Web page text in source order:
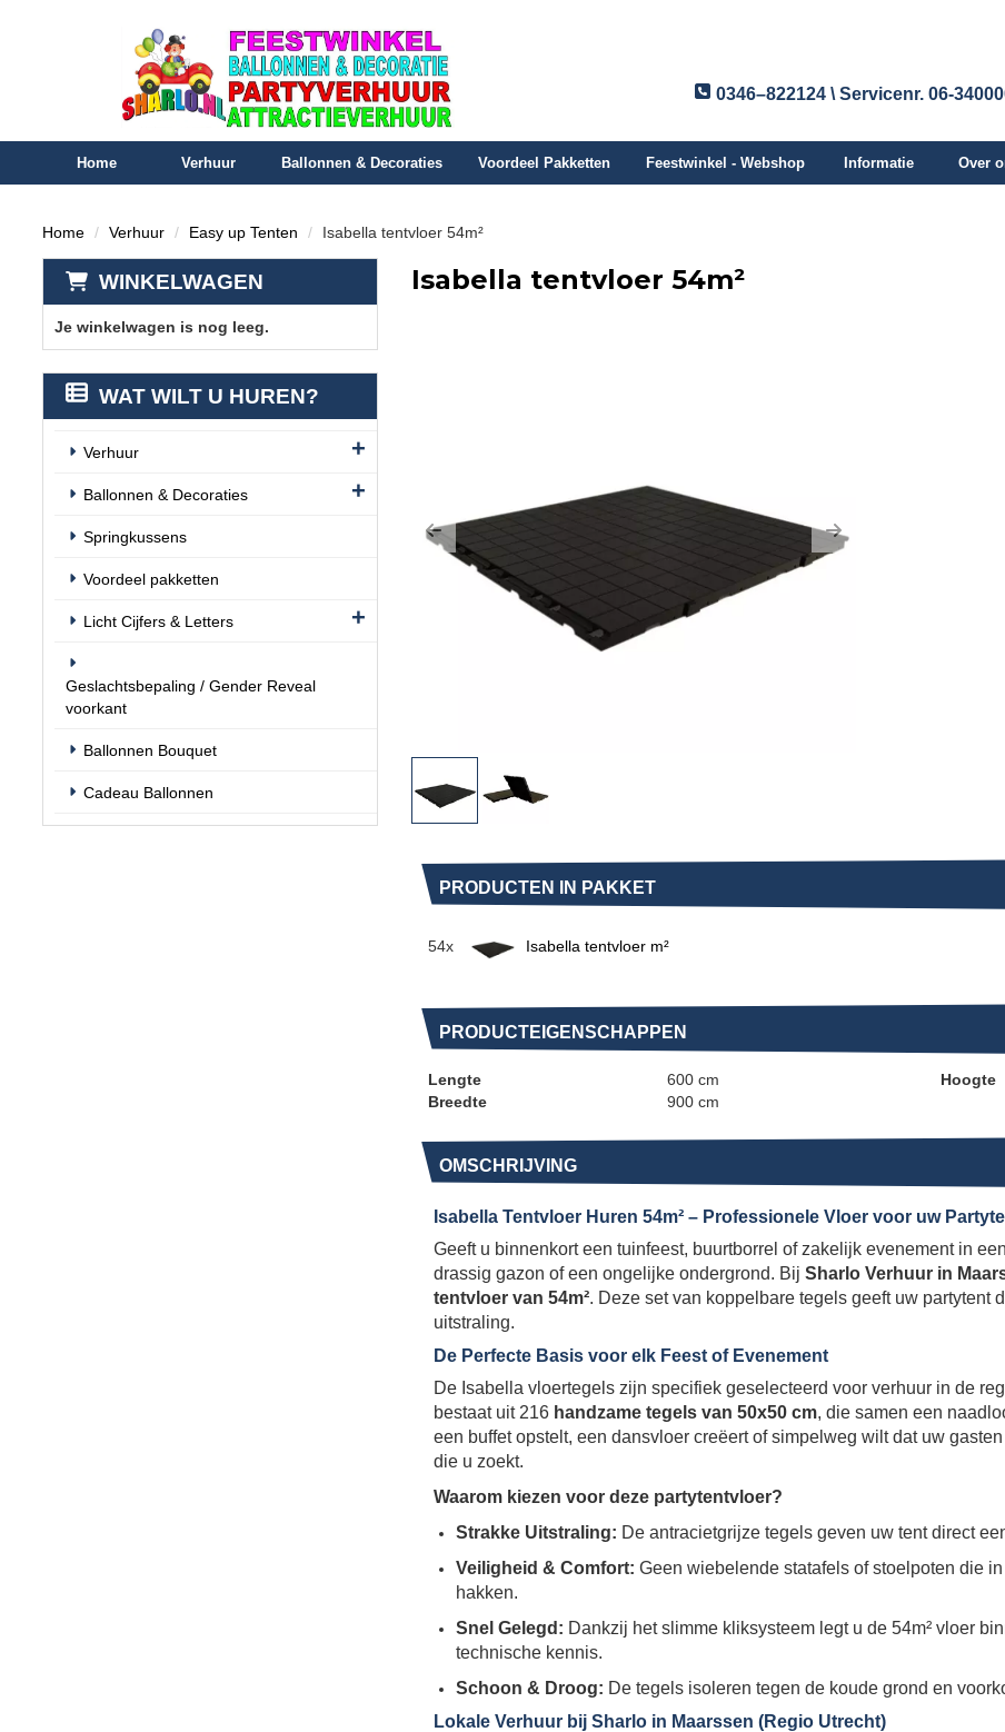
0346–822124 \ Servicenr. 06-
Home Verhuur Ballonnen & Decoraties Voordeel Pakketten Feestwinkel - Webshop Informatie Over
Home Verhuur Easy up Tenten Isabella tentvloer 54m²
WINKELWAGEN
Je winkelwagen is nog leeg.
WAT WILT U HUREN?
Verhuur
Ballonnen & Decoraties
Springkussens
Voordeel pakketten
Licht Cijfers & Letters
Geslachtsbepaling / Gender Reveal
voorkant
Ballonnen Bouquet
Cadeau Ballonnen
Isabella tentvloer 54m²
Previous Next
PRODUCTEN IN PAKKET
54x Isabella tentvloer m²
PRODUCTEIGENSCHAPPEN
Lengte
600 cm
Breedte
900 cm
Hoogte
OMSCHRIJVING
Isabella Tentvloer Huren 54m² – Professionele Vloer voor uw
Geeft u binnenkort een tuinfeest, buurtborrel of zakelijk evenement in
drassig gazon of een ongelijke ondergrond. Bij Sharlo Verhuur in
tentvloer van 54m². Deze set van koppelbare tegels geeft uw partytent
uitstraling.
De Perfecte Basis voor elk Feest of Evenement
De Isabella vloertegels zijn specifiek geselecteerd voor verhuur in de
bestaat uit 216 handzame tegels van 50x50 cm, die samen een
een buffet opstelt, een dansvloer creëert of simpelweg wilt dat uw
die u zoekt.
Waarom kiezen voor deze partytentvloer?
Strakke Uitstraling: De antracietgrijze tegels geven uw tent direct
Veiligheid & Comfort: Geen wiebelende statafels of stoelpoten die
hakken.
Snel Gelegd: Dankzij het slimme kliksysteem legt u de 54m² vloer
technische kennis.
Schoon & Droog: De tegels isoleren tegen de koude grond en
Lokale Verhuur bij Sharlo in Maarssen (Regio Utrecht)